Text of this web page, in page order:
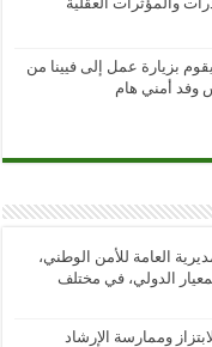
بزيارة عمل إلى فيينا من
العامة للأمن الوطني،
الدولي، في مختلف
وممارسة الإرشاد